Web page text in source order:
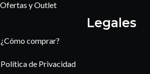
Ofertas y Outlet
Legales
¿Cómo comprar?
Política de Privacidad